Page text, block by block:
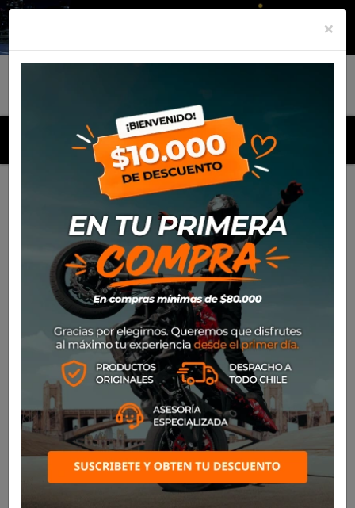
MENU
Productos Equipamiento
Guante Spidi
Rainwarrior 2
×